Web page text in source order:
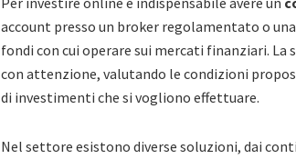
account presso un broker regolamentato o
fondi con cui operare sui mercati finanziari. La
con attenzione, valutando le condizioni
di investimenti che si vogliono effettuare.
Nel settore esistono diverse soluzioni, dai